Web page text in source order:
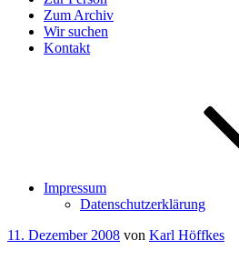
Zum Archiv
Wir suchen
Kontakt
Impressum
Datenschutzerklärung
Veröffentlicht
11. Dezember 2008 von Karl Höffkes